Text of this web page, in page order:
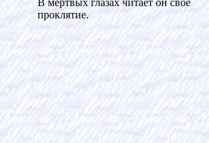
В мертвых глазах читает он свое
проклятие.